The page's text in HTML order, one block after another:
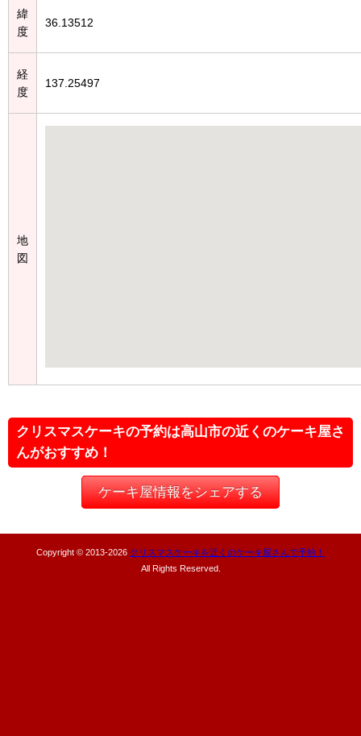
緯
度
36.13512
経
度
137.25497
地
図
クリスマスケーキの予約は高山市の近くのケーキ屋さ
んがおすすめ！
ケーキ屋情報をシェアする
Copyright © 2013-2026 クリスマスケーキを近くのケーキ屋さんで予約！
All Rights Reserved.